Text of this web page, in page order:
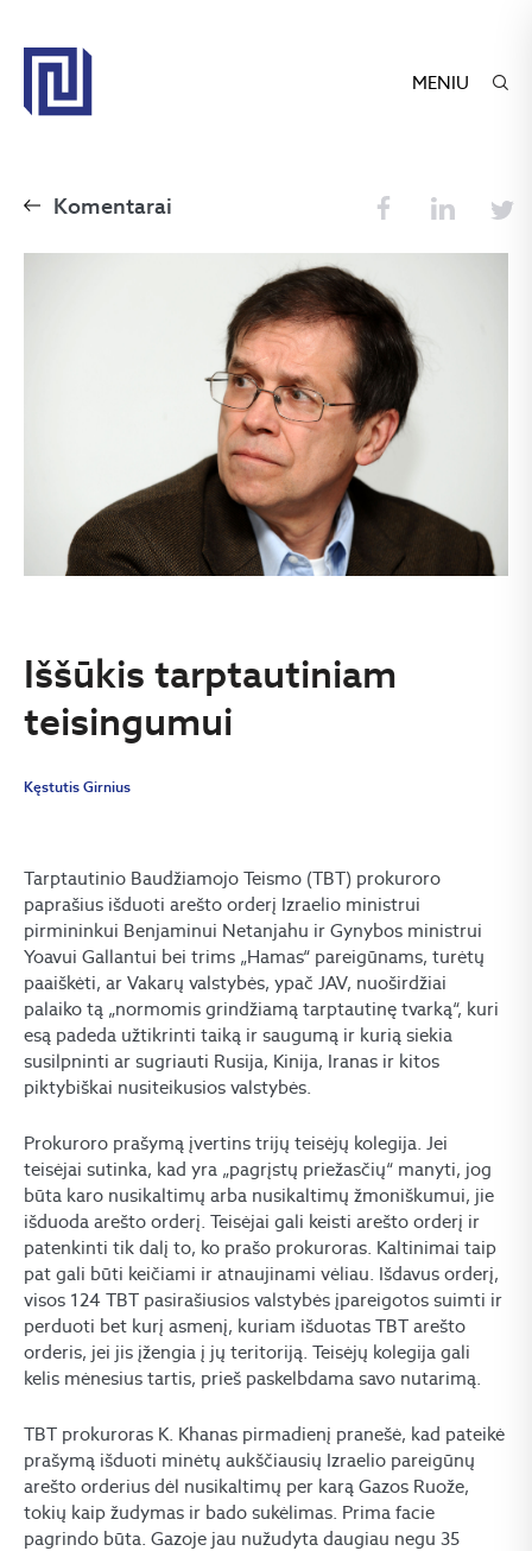
MENIU
Komentarai
Iššūkis tarptautiniam
teisingumui
Kęstutis Girnius
Tarptautinio Baudžiamojo Teismo (TBT) prokuroro
paprašius išduoti arešto orderį Izraelio ministrui
pirmininkui Benjaminui Netanjahu ir Gynybos ministrui
Yoavui Gallantui bei trims „Hamas“ pareigūnams, turėtų
paaiškėti, ar Vakarų valstybės, ypač JAV, nuoširdžiai
palaiko tą „normomis grindžiamą tarptautinę tvarką“, kuri
esą padeda užtikrinti taiką ir saugumą ir kurią siekia
susilpninti ar sugriauti Rusija, Kinija, Iranas ir kitos
piktybiškai nusiteikusios valstybės.
Prokuroro prašymą įvertins trijų teisėjų kolegija. Jei
teisėjai sutinka, kad yra „pagrįstų priežasčių“ manyti, jog
būta karo nusikaltimų arba nusikaltimų žmoniškumui, jie
išduoda arešto orderį. Teisėjai gali keisti arešto orderį ir
patenkinti tik dalį to, ko prašo prokuroras. Kaltinimai taip
pat gali būti keičiami ir atnaujinami vėliau. Išdavus orderį,
visos 124 TBT pasirašiusios valstybės įpareigotos suimti ir
perduoti bet kurį asmenį, kuriam išduotas TBT arešto
orderis, jei jis įžengia į jų teritoriją. Teisėjų kolegija gali
kelis mėnesius tartis, prieš paskelbdama savo nutarimą.
TBT prokuroras K. Khanas pirmadienį pranešė, kad pateikė
prašymą išduoti minėtų aukščiausių Izraelio pareigūnų
arešto orderius dėl nusikaltimų per karą Gazos Ruože,
tokių kaip žudymas ir bado sukėlimas. Prima facie
pagrindo būta. Gazoje jau nužudyta daugiau negu 35